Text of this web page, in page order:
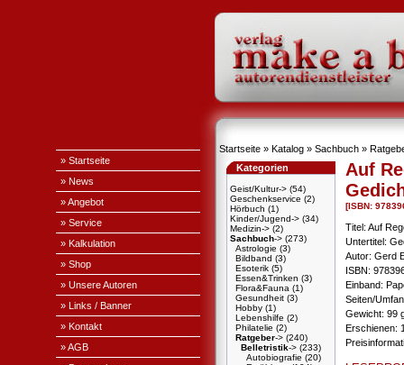
» Startseite
» News
» Angebot
» Service
» Kalkulation
» Shop
» Unsere Autoren
» Links / Banner
» Kontakt
» AGB
Startseite » Katalog » Sachbuch »
Kategorien
Geist/Kultur-> (54)
Geschenkservice (2)
Hörbuch (1)
Kinder/Jugend-> (34)
Medizin-> (2)
Sachbuch-> (273)
Astrologie (3)
Bildband (3)
Esoterik (5)
Essen&Trinken (3)
Flora&Fauna (1)
Gesundheit (3)
Hobby (1)
Lebenshilfe (2)
Philatelie (2)
Ratgeber-> (240)
Belletristik-> (233)
Autobiografie (20)
Auf
[ISBN:
Titel: Auf
Untertitel:
Autor: Gerd
ISBN:
Einband:
Seiten/
Gewicht: 99
Erschienen: